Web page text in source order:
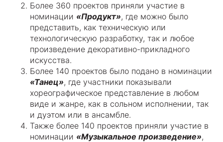
Более 360 проектов приняли участие в
номинации «Продукт», где можно было
представить, как техническую или
технологическую разработку, так и любое
произведение декоративно-прикладного
искусства.
Более 140 проектов было подано в номинации
«Танец», где участники показывали
хореографическое представление в любом
виде и жанре, как в сольном исполнении, так
и дуэтом или в ансамбле.
Также более 140 проектов приняли участие в
номинации «Музыкальное произведение»,